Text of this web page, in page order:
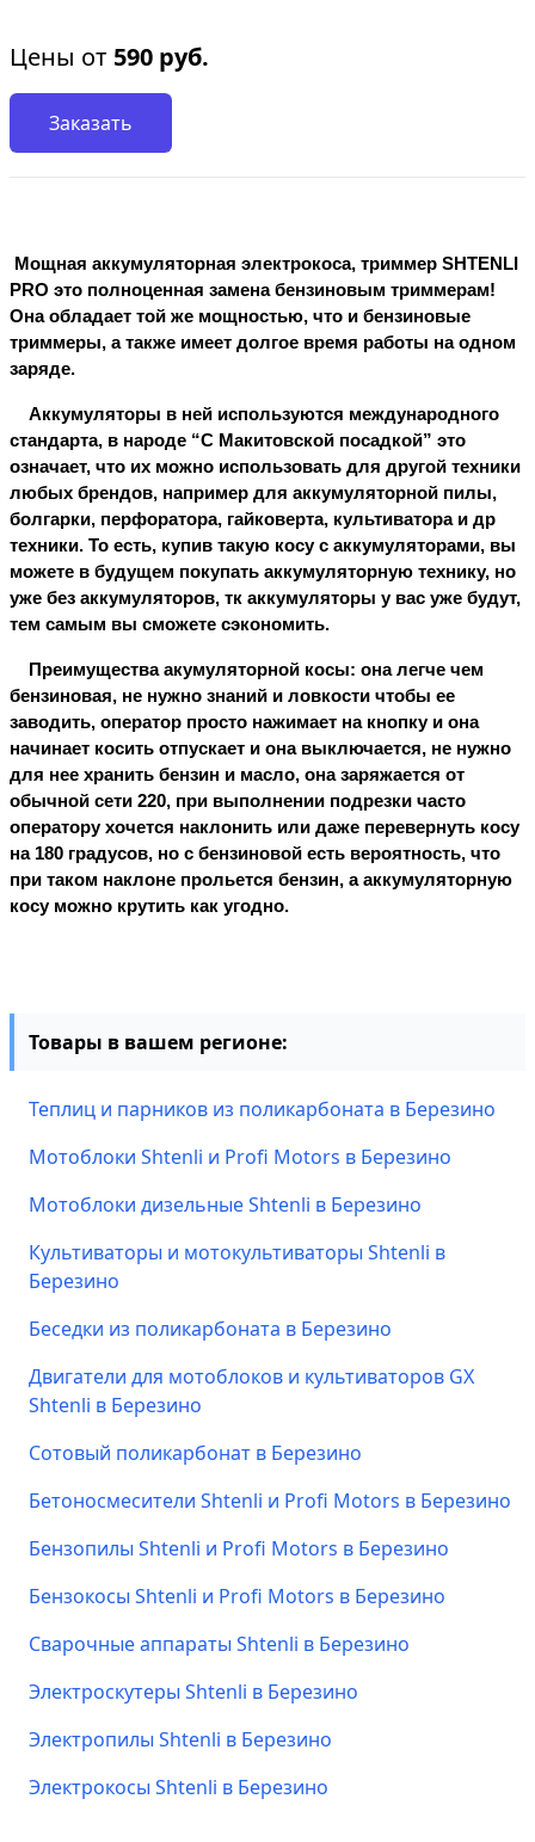
Цены от 590 руб.
Заказать
Мощная аккумуляторная электрокоса, триммер SHTENLI
PRO это полноценная замена бензиновым триммерам!
Она обладает той же мощностью, что и бензиновые
триммеры, а также имеет долгое время работы на одном
заряде.
Аккумуляторы в ней используются международного
стандарта, в народе “С Макитовской посадкой” это
означает, что их можно использовать для другой техники
любых брендов, например для аккумуляторной пилы,
болгарки, перфоратора, гайковерта, культиватора и др
техники. То есть, купив такую косу с аккумуляторами, вы
можете в будущем покупать аккумуляторную технику, но
уже без аккумуляторов, тк аккумуляторы у вас уже будут,
тем самым вы сможете сэкономить.
Преимущества акумуляторной косы: она легче чем
бензиновая, не нужно знаний и ловкости чтобы ее
заводить, оператор просто нажимает на кнопку и она
начинает косить отпускает и она выключается, не нужно
для нее хранить бензин и масло, она заряжается от
обычной сети 220, при выполнении подрезки часто
оператору хочется наклонить или даже перевернуть косу
на 180 градусов, но с бензиновой есть вероятность, что
при таком наклоне прольется бензин, а аккумуляторную
косу можно крутить как угодно.
Товары в вашем регионе:
Теплиц и парников из поликарбоната в Березино
Мотоблоки Shtenli и Profi Motors в Березино
Мотоблоки дизельные Shtenli в Березино
Культиваторы и мотокультиваторы Shtenli в
Березино
Беседки из поликарбоната в Березино
Двигатели для мотоблоков и культиваторов GX
Shtenli в Березино
Сотовый поликарбонат в Березино
Бетоносмесители Shtenli и Profi Motors в Березино
Бензопилы Shtenli и Profi Motors в Березино
Бензокосы Shtenli и Profi Motors в Березино
Сварочные аппараты Shtenli в Березино
Электроскутеры Shtenli в Березино
Электропилы Shtenli в Березино
Электрокосы Shtenli в Березино